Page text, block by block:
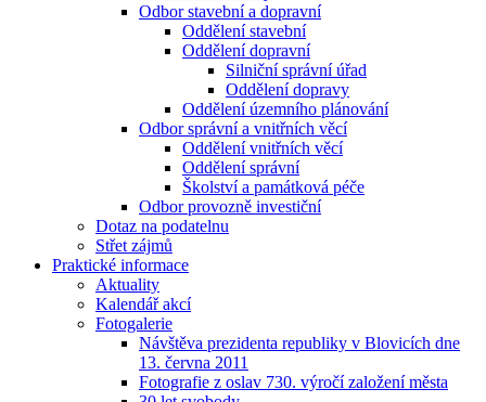
Odbor stavební a dopravní
Oddělení stavební
Oddělení dopravní
Silniční správní úřad
Oddělení dopravy
Oddělení územního plánování
Odbor správní a vnitřních věcí
Oddělení vnitřních věcí
Oddělení správní
Školství a památková péče
Odbor provozně investiční
Dotaz na podatelnu
Střet zájmů
Praktické informace
Aktuality
Kalendář akcí
Fotogalerie
Návštěva prezidenta republiky v Blovicích dne
13. června 2011
Fotografie z oslav 730. výročí založení města